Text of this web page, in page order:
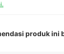
produk ini